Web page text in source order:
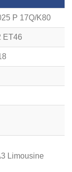
P 17Q/K80
ET46
Limousine